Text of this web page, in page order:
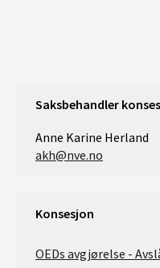
Saksbehandler
Anne Karine Herland
akh@nve.no
Konsesjon
OEDs avgjørelse -